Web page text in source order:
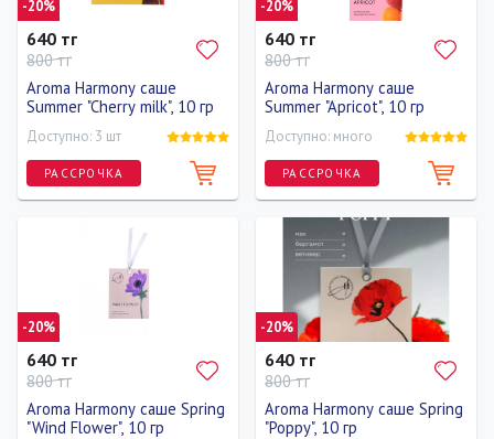
-20%
640 тг
800 тг
Aroma Harmony саше
Summer "Cherry milk", 10 гр
Доступно: 3 шт
РАССРОЧКА
-20%
640 тг
800 тг
Aroma Harmony саше
Summer "Apricot", 10 гр
Доступно: много
РАССРОЧКА
-20%
640 тг
800 тг
Aroma Harmony саше Spring
"Wind Flower", 10 гр
-20%
640 тг
800 тг
Aroma Harmony саше Spring
"Poppy", 10 гр